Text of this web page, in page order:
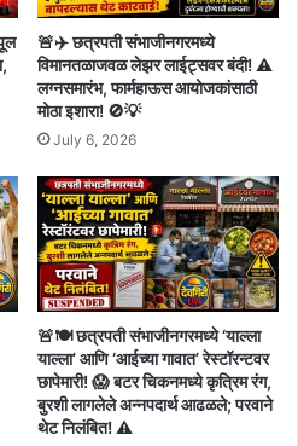
🚨✈️ छत्रपती संभाजीनगरमध्ये
विमानतळाजवळ लेझर लाईट्सवर बंदी! ⚠️
लग्नसमारंभ, फार्महाऊस आयोजकांसाठी
मोठा इशारा! 🚫💡
July 6, 2026
🚨🍽️ छत्रपती संभाजीनगरमध्ये ‘याल्ला
याल्ला’ आणि ‘आईच्या गावात’ रेस्टॉरन्टवर
छापेमारी! 😱 बटर चिकनमध्ये कृत्रिम रंग,
बुरशी लागलेले अन्नपदार्थ आढळले; परवाने
थेट निलंबित! ⚠️